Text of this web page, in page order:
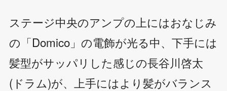
ステージ中央のアンプの上にはおなじみ
の「Domico」の電飾が光る中、下手には
髪型がサッパリした感じの長谷川啓太
(ドラム)が、上手にはより髪がバランス